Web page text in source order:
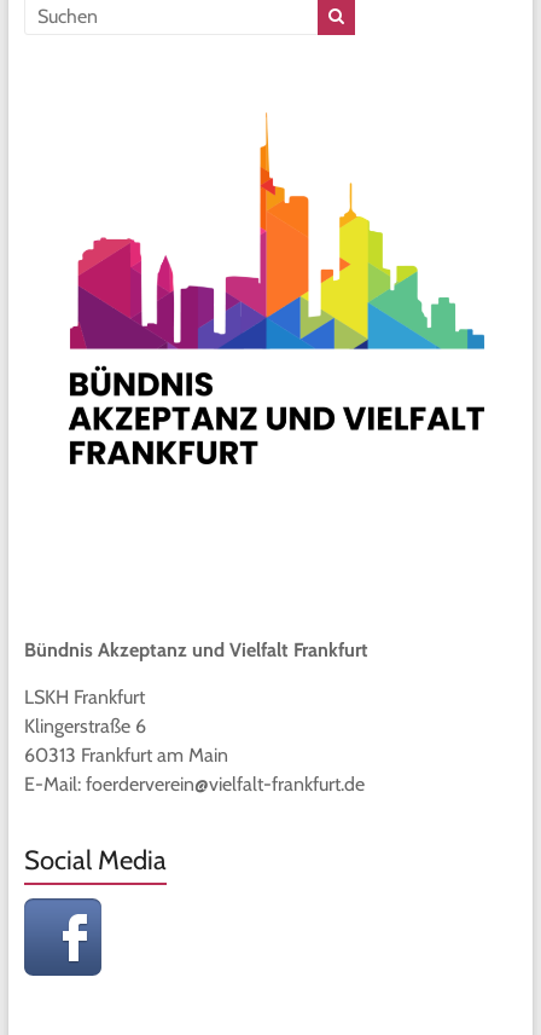
Bündnis Akzeptanz und Vielfalt Frankfurt
LSKH Frankfurt
Klingerstraße 6
60313 Frankfurt am Main
E-Mail: foerderverein@vielfalt-frankfurt.de
Social Media